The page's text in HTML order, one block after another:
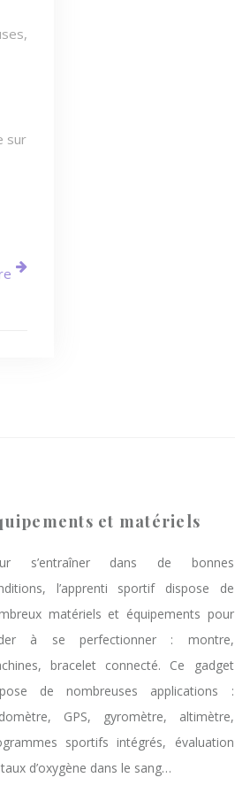
sur
et matériels
s’entraîner dans de bonnes
l’apprenti sportif dispose de
matériels et équipements pour
à se perfectionner : montre,
bracelet connecté. Ce gadget
de nombreuses applications :
GPS, gyromètre, altimètre,
sportifs intégrés, évaluation
d’oxygène dans le sang…